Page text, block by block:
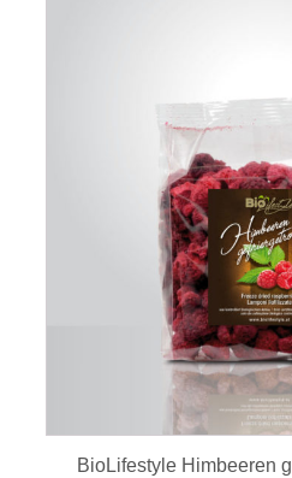
BioLifestyle Himbeeren